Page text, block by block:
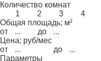
Количество комнат
1
2 3 4
Общая площадь; м²
от
до
Цена; руб/мес
от
до
Параметры